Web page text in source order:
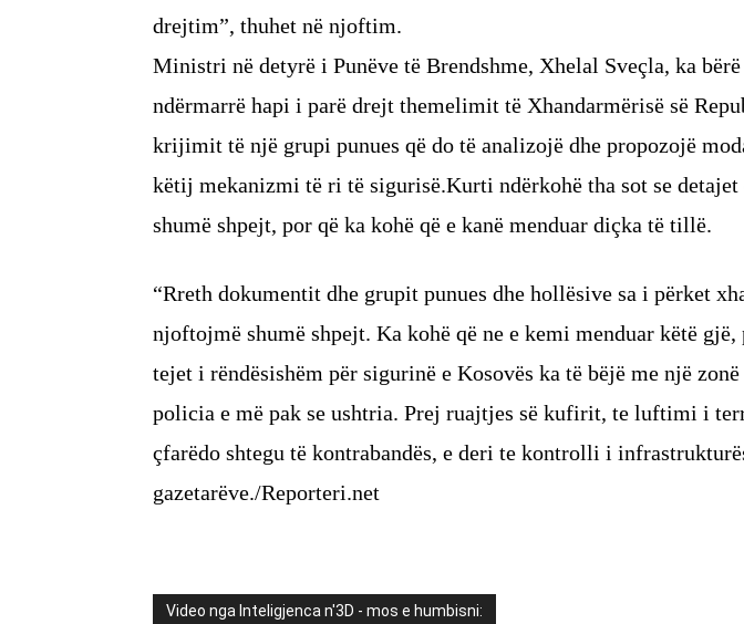
drejtim”, thuhet në njoftim.
Ministri në detyrë i Punëve të Brendshme, Xhelal Sveçla, ka
ndërmarrë hapi i parë drejt themelimit të Xhandarmërisë së
krijimit të një grupi punues që do të analizojë dhe propozojë
këtij mekanizmi të ri të sigurisë.Kurti ndërkohë tha sot se
shumë shpejt, por që ka kohë që e kanë menduar diçka të tillë.
“Rreth dokumentit dhe grupit punues dhe hollësive sa i përket
njoftojmë shumë shpejt. Ka kohë që ne e kemi menduar këtë gjë,
tejet i rëndësishëm për sigurinë e Kosovës ka të bëjë me një
policia e më pak se ushtria. Prej ruajtjes së kufirit, te luftimi i
çfarëdo shtegu të kontrabandës, e deri te kontrolli i
gazetarëve./Reporteri.net
Video nga Inteligjenca n'3D - mos e humbisni: